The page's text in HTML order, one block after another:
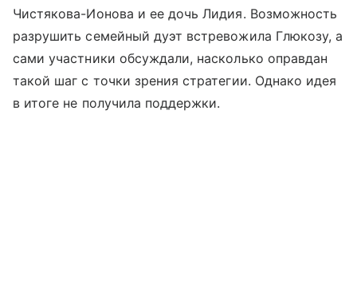
Чистякова-Ионова и ее дочь Лидия. Возможность
разрушить семейный дуэт встревожила Глюкозу, а
сами участники обсуждали, насколько оправдан
такой шаг с точки зрения стратегии. Однако идея
в итоге не получила поддержки.